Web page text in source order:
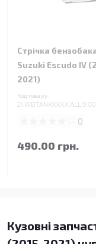
Стрічка
Suzuki Escudo IV
2021)
Код товару:
21.WBTANKXXXX.ALL.0.00
0
490.00 грн.
Кузовні